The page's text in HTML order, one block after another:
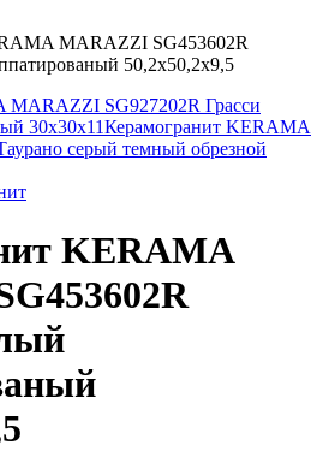
MARAZZI SG453602R
50,2х50,2х9,5
MARAZZI SG927202R Грасси
30х30х11Керамогранит KERAMA
серый темный обрезной
KERAMA